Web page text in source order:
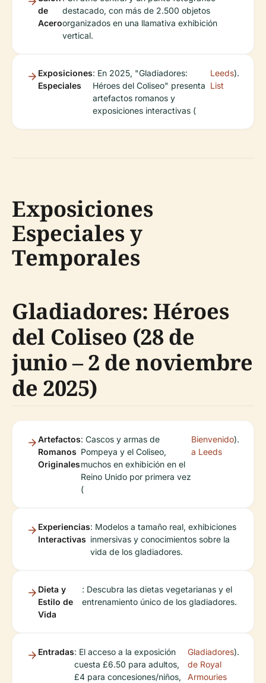
de
Acero
destacado, con más de 2.500 objetos
organizados en una llamativa exhibición
vertical.
Exposiciones
Especiales
: En 2025, "Gladiadores:
Héroes del Coliseo" presenta
artefactos romanos y
exposiciones interactivas (
Leeds
List
).
Exposiciones
Especiales y
Temporales
Gladiadores: Héroes
del Coliseo (28 de
junio – 2 de noviembre
de 2025)
Artefactos
Romanos
Originales
: Cascos y armas de
Pompeya y el Coliseo,
muchos en exhibición en el
Reino Unido por primera vez
(
Bienvenido
a Leeds
).
Experiencias
Interactivas
: Modelos a tamaño real, exhibiciones
inmersivas y conocimientos sobre la
vida de los gladiadores.
Dieta y
Estilo de
Vida
: Descubra las dietas vegetarianas y el
entrenamiento único de los gladiadores.
Entradas: El acceso a la exposición
cuesta £6.50 para adultos,
£4 para concesiones/niños,
Gladiadores
de Royal
Armouries
).